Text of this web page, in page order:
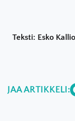
Teksti: Esko
JAA ARTIKKELI: